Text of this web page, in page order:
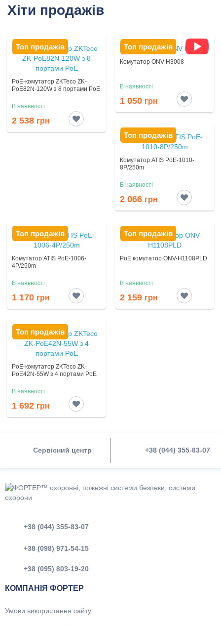
Хіти продажів
Топ продажів
PoE-комутатор ZKTeco ZK-
PoE82N-120W з 8 портами PoE
В наявності
2 538 грн
Топ продажів
Комутатор ONV H3008
В наявності
1 050 грн
Топ продажів
Комутатор ATIS PoE-1010-
8P/250m
В наявності
2 066 грн
Топ продажів
Комутатор ATIS PoE-1006-
4P/250m
В наявності
1 170 грн
Топ продажів
PoE комутатор ONV-H1108PLD
В наявності
2 159 грн
Топ продажів
PoE-комутатор ZKTeco ZK-
PoE42N-55W з 4 портами PoE
В наявності
1 692 грн
Сервісний центр +38 (044) 355-83-07
+38 (044) 355-83-07
+38 (098) 971-54-15
+38 (095) 803-19-20
КОМПАНІЯ ФОРТЕР
Умови використання сайту